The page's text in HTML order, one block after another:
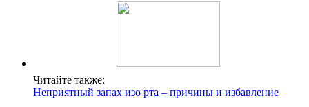
Читайте также:
Неприятный запах изо рта – причины и избавление